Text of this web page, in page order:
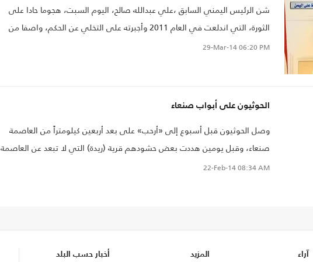
شن الرئيس اليمني السابق ،علي عبدالله صالح، اليوم السبت، هجوما حادا على
الثورة، التي اندلعت في العام 2011 وأجبرته على التخلي عن الحكم، واصفا من
قاموا بها بـ"الكاذبين والمرضى".
29-Mar-1406:20 PM
الحوثيون على أبواب صنعاء
وصل الحوثيون قبل أسبوع إلى «أرحب» على بعد أربعين كيلومتراً من العاصمة
صنعاء، وقبل يومين هددت بعض حشودهم قرية (ريدة) التي لا تبعد عن العاصمة
اليمنية صنعاء سوى اثني عشر كيلومتراً.
22-Feb-1408:34 AM
آراء المزيد أخبار حسب البلد